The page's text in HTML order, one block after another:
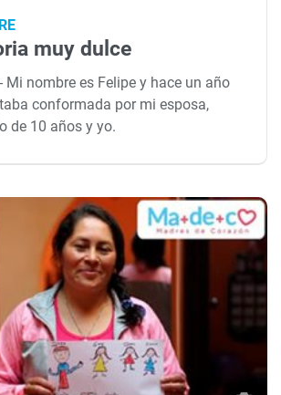
muy dulce
- Mi nombre es Felipe y hace un año
conformada por mi esposa,
de 10 años y yo.